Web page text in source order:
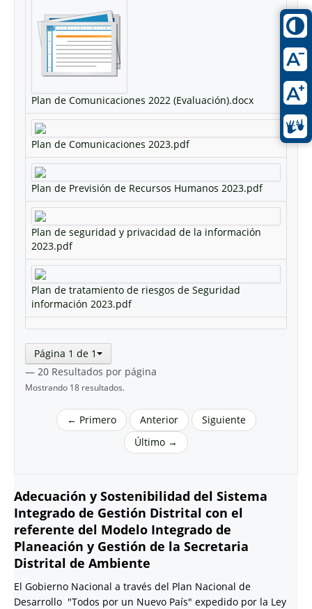
Plan de Comunicaciones 2022 (Evaluación).docx
Plan de Comunicaciones 2023.pdf
Plan de Previsión de Recursos Humanos 2023.pdf
Plan de seguridad y privacidad de la información
2023.pdf
Plan de tratamiento de riesgos de Seguridad
información 2023.pdf
Página 1 de 1
— 20 Resultados por página
Mostrando 18 resultados.
← Primero Anterior
Siguiente
Último →
Adecuación y Sostenibilidad del Sistema
Integrado de Gestión Distrital con el
referente del Modelo Integrado de
Planeación y Gestión de la Secretaria
Distrital de Ambiente
El Gobierno Nacional a través del Plan Nacional de
Desarrollo "Todos por un Nuevo País" expedido por la Ley